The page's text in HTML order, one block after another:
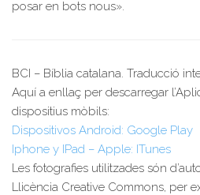
posar en bots nous».
BCI – Bíblia catalana. Traducció
Aquí a enllaç per descarregar
dispositius mòbils:
Dispositivos Android: Google Play
Iphone y IPad – Apple: ITunes
Les fotografies utilitzades són
Llicència Creative Commons, per